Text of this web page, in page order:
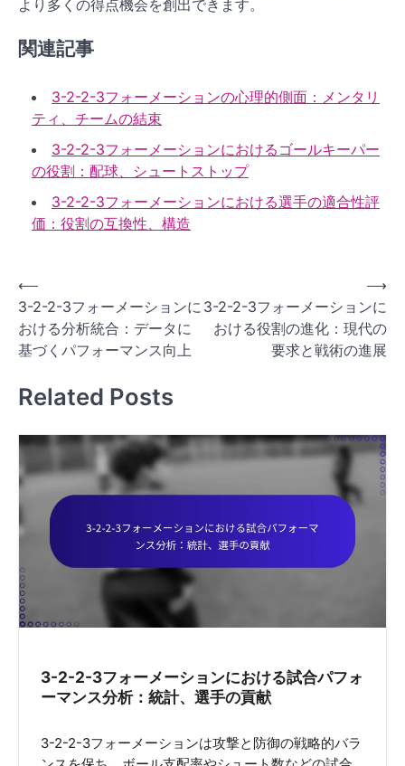
より多くの得点機会を創出できます。
関連記事
3-2-2-3フォーメーションの心理的側面：メンタリ
ティ、チームの結束
3-2-2-3フォーメーションにおけるゴールキーパー
の役割：配球、シュートストップ
3-2-2-3フォーメーションにおける選手の適合性評
価：役割の互換性、構造
P
o
s
n
v
i
g
a
t
i
o
⟵
3-2-2-3フォーメーションに
おける分析統合：データに
基づくパフォーマンス向上
3-2-2-3フォーメーションに
おける役割の進化：現代の
要求と戦術の進展
⟶
Related Posts
3-2-2-3フォーメーションにおける試合パフォ
ーマンス分析：統計、選手の貢献
3-2-2-3フォーメーションは攻撃と防御の戦略的バラ